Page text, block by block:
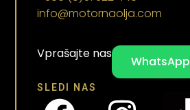
info@motornaolja.com
Vprašajte nas
WhatsApp
SLEDI NAS